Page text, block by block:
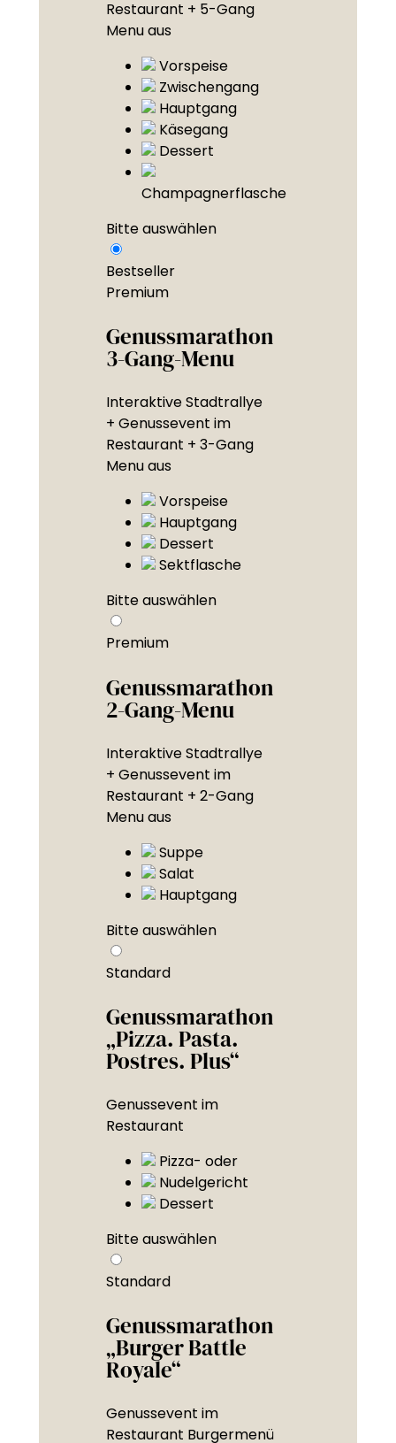
Restaurant + 5-Gang
Menu aus
Vorspeise
Zwischengang
Hauptgang
Käsegang
Dessert
Champagnerflasche
Bitte auswählen
Bestseller
Premium
Genussmarathon
3-Gang-Menu
Interaktive Stadtrallye
+ Genussevent im
Restaurant + 3-Gang
Menu aus
Vorspeise
Hauptgang
Dessert
Sektflasche
Bitte auswählen
Premium
Genussmarathon
2-Gang-Menu
Interaktive Stadtrallye
+ Genussevent im
Restaurant + 2-Gang
Menu aus
Suppe
Salat
Hauptgang
Bitte auswählen
Standard
Genussmarathon
„Pizza. Pasta.
Postres. Plus“
Genussevent im
Restaurant
Pizza- oder
Nudelgericht
Dessert
Bitte auswählen
Standard
Genussmarathon
„Burger Battle
Royale“
Genussevent im
Restaurant Burgermenü